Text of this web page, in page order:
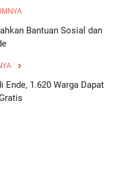
Bantuan Sosial dan
Ende, 1.620 Warga Dapat